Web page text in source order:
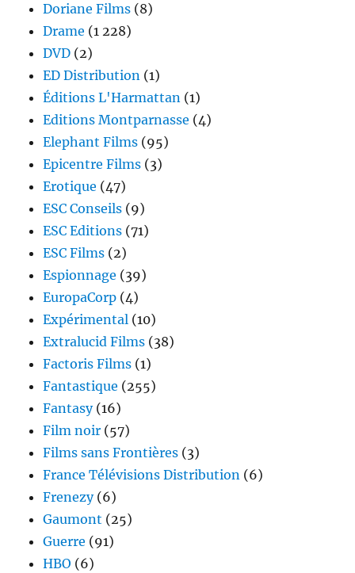
Doriane Films (8)
Drame (1 228)
DVD (2)
ED Distribution (1)
Éditions L'Harmattan (1)
Editions Montparnasse (4)
Elephant Films (95)
Epicentre Films (3)
Erotique (47)
ESC Conseils (9)
ESC Editions (71)
ESC Films (2)
Espionnage (39)
EuropaCorp (4)
Expérimental (10)
Extralucid Films (38)
Factoris Films (1)
Fantastique (255)
Fantasy(16)
Film noir (57)
Films sans Frontières (3)
France Télévisions Distribution (6)
Frenezy(6)
Gaumont (25)
Guerre (91)
HBO (6)